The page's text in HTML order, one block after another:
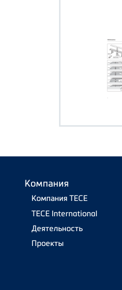
Компания
Компания TECE
TECE International
Деятельность
Проекты